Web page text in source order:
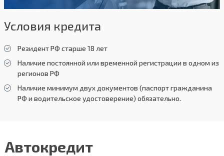
Условия кредита
Резидент РФ старше 18 лет
Наличие постоянной или временной регистрации в одном из
регионов РФ
Наличие минимум двух документов (паспорт гражданина
РФ и водительское удостоверение) обязательно.
Автокредит